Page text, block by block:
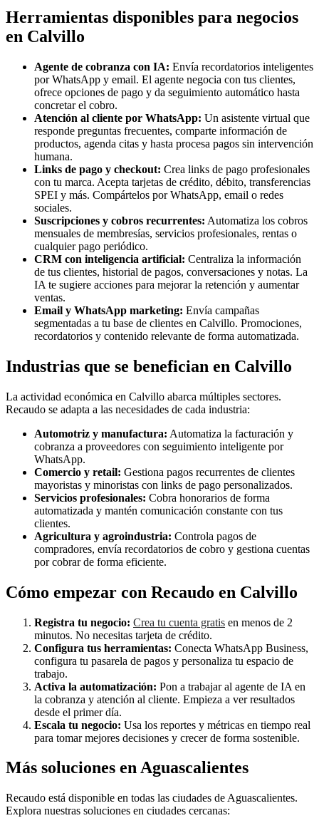
Herramientas disponibles para negocios
en Calvillo
Agente de cobranza con IA: Envía recordatorios inteligentes
por WhatsApp y email. El agente negocia con tus clientes,
ofrece opciones de pago y da seguimiento automático hasta
concretar el cobro.
Atención al cliente por WhatsApp: Un asistente virtual que
responde preguntas frecuentes, comparte información de
productos, agenda citas y hasta procesa pagos sin intervención
humana.
Links de pago y checkout: Crea links de pago profesionales
con tu marca. Acepta tarjetas de crédito, débito, transferencias
SPEI y más. Compártelos por WhatsApp, email o redes
sociales.
Suscripciones y cobros recurrentes: Automatiza los cobros
mensuales de membresías, servicios profesionales, rentas o
cualquier pago periódico.
CRM con inteligencia artificial: Centraliza la información
de tus clientes, historial de pagos, conversaciones y notas. La
IA te sugiere acciones para mejorar la retención y aumentar
ventas.
Email y WhatsApp marketing: Envía campañas
segmentadas a tu base de clientes en Calvillo. Promociones,
recordatorios y contenido relevante de forma automatizada.
Industrias que se benefician en Calvillo
La actividad económica en Calvillo abarca múltiples sectores.
Recaudo se adapta a las necesidades de cada industria:
Automotriz y manufactura: Automatiza la facturación y
cobranza a proveedores con seguimiento inteligente por
WhatsApp.
Comercio y retail: Gestiona pagos recurrentes de clientes
mayoristas y minoristas con links de pago personalizados.
Servicios profesionales: Cobra honorarios de forma
automatizada y mantén comunicación constante con tus
clientes.
Agricultura y agroindustria: Controla pagos de
compradores, envía recordatorios de cobro y gestiona cuentas
por cobrar de forma eficiente.
Cómo empezar con Recaudo en Calvillo
Registra tu negocio: Crea tu cuenta gratis en menos de 2
minutos. No necesitas tarjeta de crédito.
Configura tus herramientas: Conecta WhatsApp Business,
configura tu pasarela de pagos y personaliza tu espacio de
trabajo.
Activa la automatización: Pon a trabajar al agente de IA en
la cobranza y atención al cliente. Empieza a ver resultados
desde el primer día.
Escala tu negocio: Usa los reportes y métricas en tiempo real
para tomar mejores decisiones y crecer de forma sostenible.
Más soluciones en Aguascalientes
Recaudo está disponible en todas las ciudades de Aguascalientes.
Explora nuestras soluciones en ciudades cercanas: